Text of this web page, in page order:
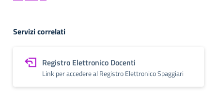
Servizi correlati
Registro Elettronico Docenti
Link per accedere al Registro Elettronico Spaggiari